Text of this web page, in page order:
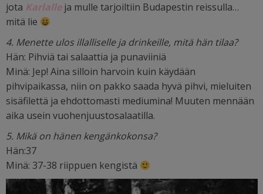
jota Karlalleja mulle tarjoiltiin Budapestin reissulla…
mitä lie
4. Menette ulos illalliselle ja drinkeille, mitä hän tilaa?
Hän: Pihviä tai salaattia ja punaviiniä
Minä: Jep! Aina silloin harvoin kuin käydään
pihvipaikassa, niin on pakko saada hyvä pihvi, mieluiten
sisäfilettä ja ehdottomasti mediumina! Muuten mennään
aika usein vuohenjuustosalaatilla.
5. Mikä on hänen kengänkokonsa?
Hän:37
Minä: 37-38 riippuen kengistä